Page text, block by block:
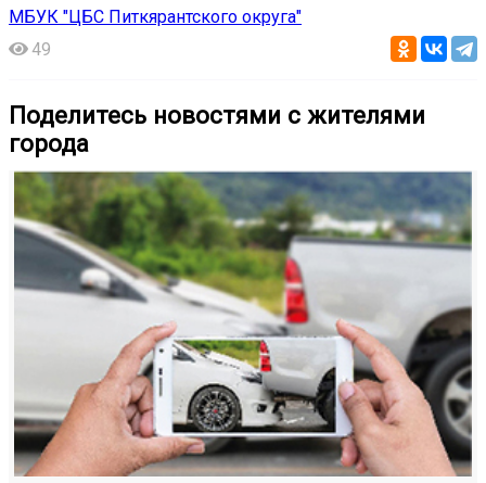
МБУК "ЦБС Питкярантского округа"
49
Поделитесь новостями с жителями
города